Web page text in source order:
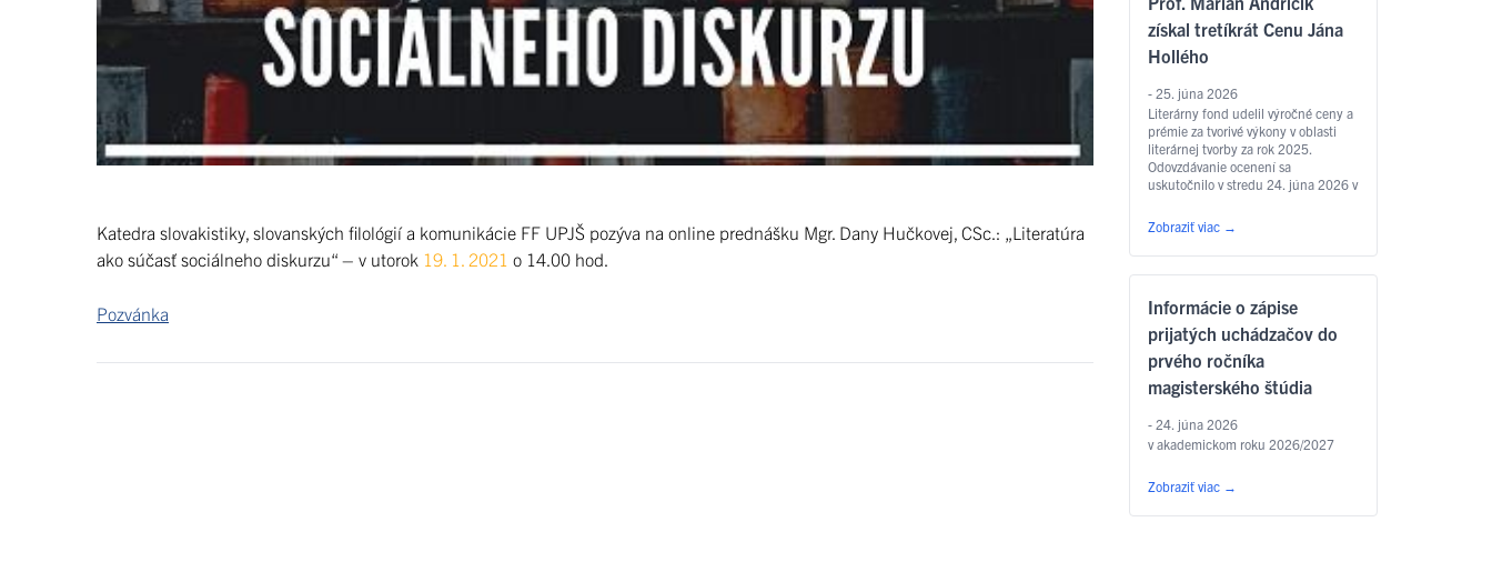
Katedra slovakistiky, slovanských filológií a komunikácie FF UPJŠ pozýva na online prednášku Mgr. Dany Hučkovej, CSc.: „Literatúra
ako súčasť sociálneho diskurzu“ – v utorok 19. 1. 2021 o 14.00 hod.
Pozvánka
slovakisticko-mediálne štúdiá,
filozofia, sociálna práca …
Čítať
ďalej
získal tretíkrát Cenu Jána
Hollého
- 25. júna 2026
Literárny fond udelil výročné ceny a
prémie za tvorivé výkony v oblasti
literárnej tvorby za rok 2025.
Odovzdávanie ocenení sa
uskutočnilo v stredu 24. júna 2026 v
z laureátov je aj
prodekan Filozofickej fakulty UPJŠ
v Košiciach prof. PhDr. Marián
Andričík, PhD., ktorý dostal Cenu
v kategórii poézia, a to za prvý
slovenský preklad … Čítať ďalej
Zobraziť viac →
Informácie o zápise
prijatých uchádzačov do
prvého ročníka
magisterského štúdia
- 24. júna 2026
v akademickom roku 2026/2027
Zobraziť viac →